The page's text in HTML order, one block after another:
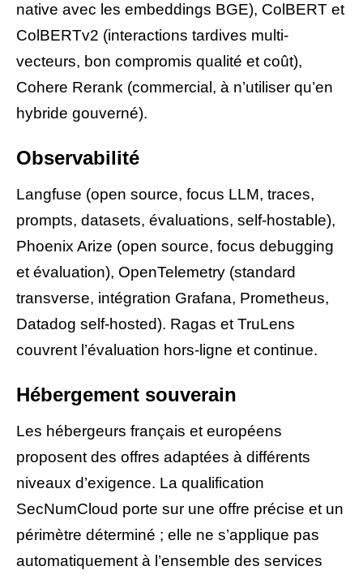
native avec les embeddings BGE), ColBERT et
ColBERTv2 (interactions tardives multi-
vecteurs, bon compromis qualité et coût),
Cohere Rerank (commercial, à n’utiliser qu’en
hybride gouverné).
Observabilité
Langfuse (open source, focus LLM, traces,
prompts, datasets, évaluations, self-hostable),
Phoenix Arize (open source, focus debugging
et évaluation), OpenTelemetry (standard
transverse, intégration Grafana, Prometheus,
Datadog self-hosted). Ragas et TruLens
couvrent l’évaluation hors-ligne et continue.
Hébergement souverain
Les hébergeurs français et européens
proposent des offres adaptées à différents
niveaux d’exigence. La qualification
SecNumCloud porte sur une offre précise et un
périmètre déterminé ; elle ne s’applique pas
automatiquement à l’ensemble des services